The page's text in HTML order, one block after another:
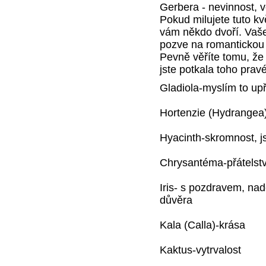
Gerbera - nevinnost,
Pokud milujete tuto
vám někdo dvoří.
pozve na
Pevně věříte tomu,
jste potkala toho
Gladiola-myslím to
Hortenzie
Hyacinth-skromnost,
Chrysantéma-
Iris- s pozdravem,
důvěra
Kala (Calla)-krása
Kaktus-vytrvalost